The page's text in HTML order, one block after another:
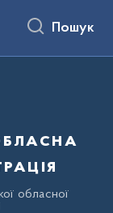
Пошук
обласної